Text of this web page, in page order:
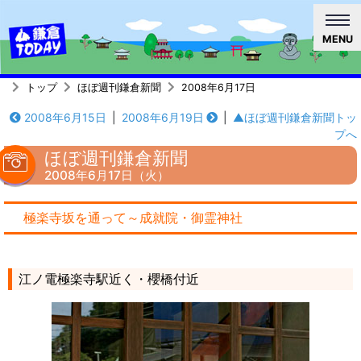
MENU
トップ ほぼ週刊鎌倉新聞 2008年6月17日
2008年6月15日 2008年6月19日
▲ほぼ週刊鎌倉新聞トッ
プへ
ほぼ週刊鎌倉新聞
2008年6月17日（火）
極楽寺坂を通って～成就院・御霊神社
江ノ電極楽寺駅近く・櫻橋付近